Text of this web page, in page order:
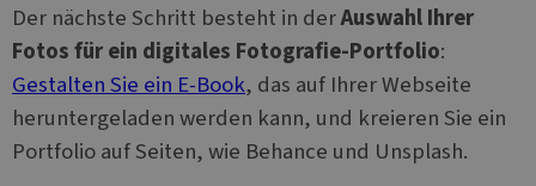
Der nächste Schritt besteht in derAuswahl Ihrer
Fotos für ein digitales Fotografie-Portfolio:
Gestalten Sie ein E-Book, das auf Ihrer Webseite
heruntergeladen werden kann, und kreieren Sie ein
Portfolio auf Seiten, wie Behance und Unsplash.